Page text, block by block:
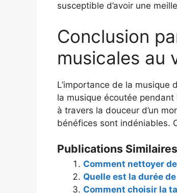
susceptible d’avoir une
Conclusion
musicales au
L’importance de la
la musique écoutée
à travers la douceur d’un
bénéfices sont indéniables.
Publications
Comment nettoyer
Quelle est la durée
Comment choisir la